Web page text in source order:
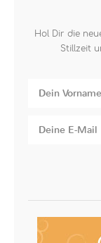
Hol Dir die
Stillzeit